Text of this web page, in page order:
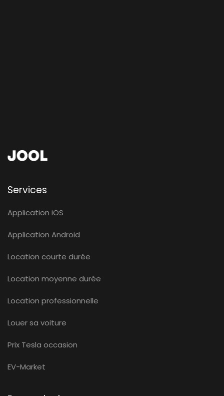
Services
Application iOS
Application Android
Location courte durée
Location moyenne durée
Location professionnelle
Louer sa voiture
Prix Tesla occasion
EV-Market